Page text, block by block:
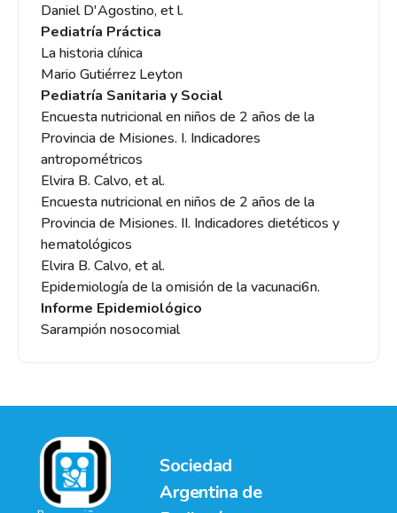
Daniel D'Agostino, et l.
Pediatría Práctica
La historia clínica
Mario Gutiérrez Leyton
Pediatría Sanitaria y Social
Encuesta nutricional en niños de 2 años de la
Provincia de Misiones. I. Indicadores
antropométricos
Elvira B. Calvo, et al.
Encuesta nutricional en niños de 2 años de la
Provincia de Misiones. II. Indicadores dietéticos y
hematológicos
Elvira B. Calvo, et al.
Epidemiología de la omisión de la vacunaci6n.
Informe Epidemiológico
Sarampión nosocomial
Sociedad
Argentina de